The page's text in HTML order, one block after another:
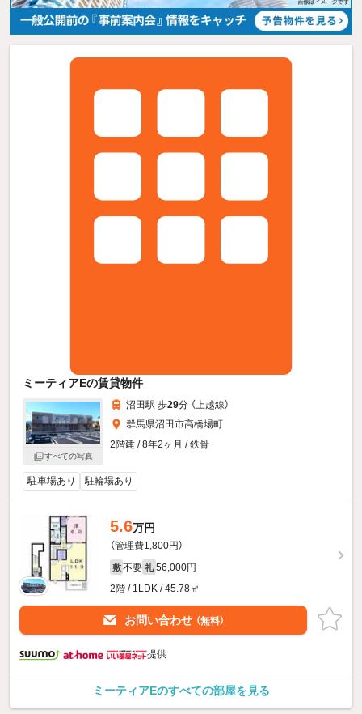
ミーティアEの賃貸物件
すべての写真
沼田駅 歩29分 （上越線）
群馬県沼田市高橋場町
2階建 / 8年2ヶ月 / 鉄骨
駐車場あり 駐輪場あり
5.6万円
（管理費1,800円）
敷 不要 礼 56,000円
2階 / 1LDK / 45.78㎡
お問い合わせ （無料）
提供
ミーティアEのすべての部屋を見る